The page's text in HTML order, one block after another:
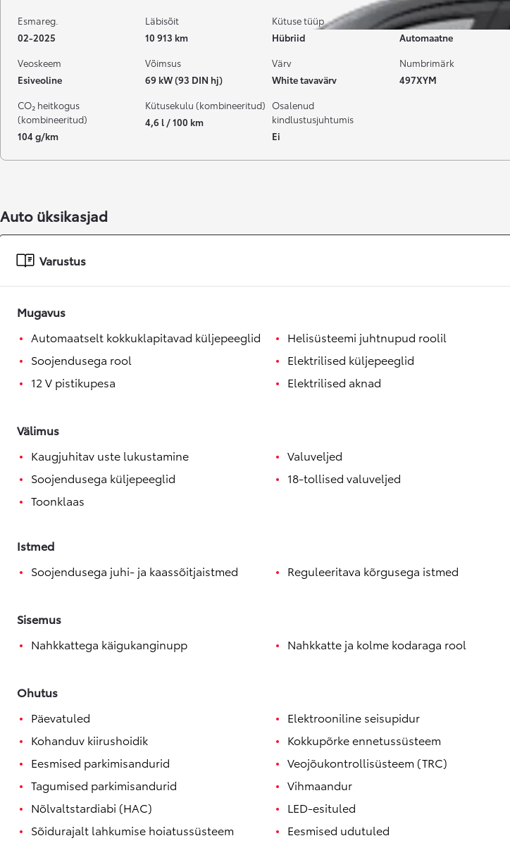
Esmareg.
02-2025
Läbisõit
10 913 km
Kütuse tüüp
Hübriid
Käigukast
Automaatne
Veoskeem
Esiveoline
Võimsus
69 kW (93 DIN hj)
Värv
White tavavärv
Numbrimärk
497XYM
CO₂ heitkogus
(kombineeritud)
104 g/km
Kütusekulu (kombineeritud)
4,6 l / 100 km
Osalenud
kindlustusjuhtumis
Ei
Auto üksikasjad
Varustus
Mugavus
Automaatselt kokkuklapitavad küljepeeglid
Soojendusega rool
12 V pistikupesa
Helisüsteemi juhtnupud roolil
Elektrilised küljepeeglid
Elektrilised aknad
Välimus
Kaugjuhitav uste lukustamine
Soojendusega küljepeeglid
Toonklaas
Valuveljed
18-tollised valuveljed
Istmed
Soojendusega juhi- ja kaassõitjaistmed
Reguleeritava kõrgusega istmed
Sisemus
Nahkkattega käigukanginupp
Nahkkatte ja kolme kodaraga rool
Ohutus
Päevatuled
Kohanduv kiirushoidik
Eesmised parkimisandurid
Tagumised parkimisandurid
Nõlvaltstardiabi (HAC)
Sõidurajalt lahkumise hoiatussüsteem
Elektrooniline seisupidur
Kokkupõrke ennetussüsteem
Veojõukontrollisüsteem (TRC)
Vihmaandur
LED-esituled
Eesmised udutuled